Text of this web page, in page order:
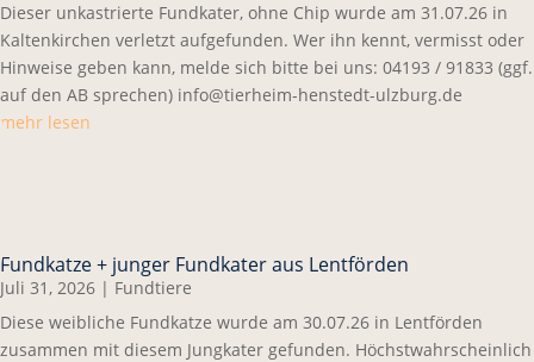
Dieser unkastrierte Fundkater, ohne Chip wurde am 31.07.26 in
Kaltenkirchen verletzt aufgefunden. Wer ihn kennt, vermisst oder
Hinweise geben kann, melde sich bitte bei uns: 04193 / 91833 (ggf.
auf den AB sprechen) info@tierheim-henstedt-ulzburg.de
mehr lesen
Fundkatze + junger Fundkater aus Lentförden
Juli 31, 2026 | Fundtiere
Diese weibliche Fundkatze wurde am 30.07.26 in Lentförden
zusammen mit diesem Jungkater gefunden. Höchstwahrscheinlich